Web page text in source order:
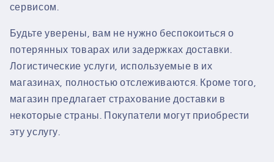
сервисом.
Будьте уверены, вам не нужно беспокоиться о
потерянных товарах или задержках доставки.
Логистические услуги, используемые в их
магазинах, полностью отслеживаются. Кроме того,
магазин предлагает страхование доставки в
некоторые страны. Покупатели могут приобрести
эту услугу.